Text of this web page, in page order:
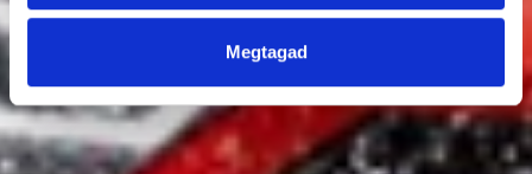
Megtagad